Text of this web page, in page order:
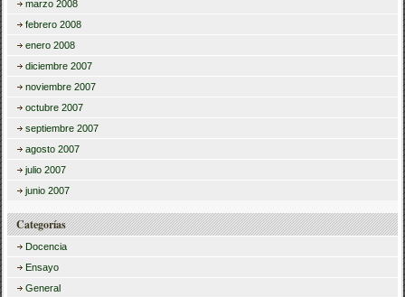
marzo 2008
febrero 2008
enero 2008
diciembre 2007
noviembre 2007
octubre 2007
septiembre 2007
agosto 2007
julio 2007
junio 2007
Categorías
Docencia
Ensayo
General